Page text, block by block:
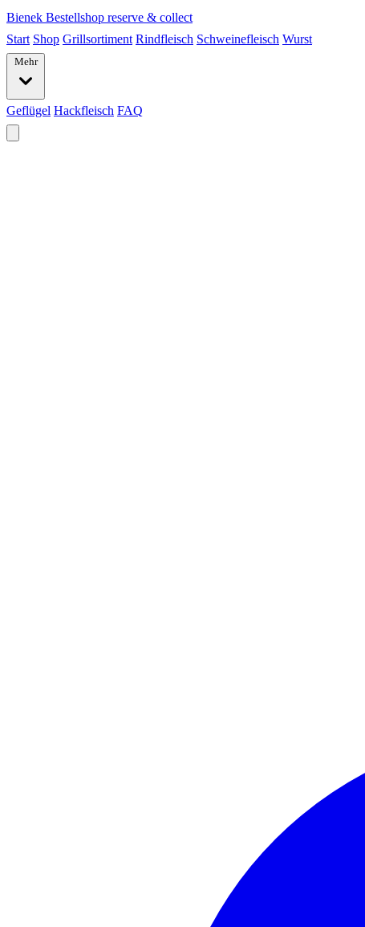
Bienek Bestellshop reserve & collect
Start Shop Grillsortiment Rindfleisch Schweinefleisch Wurst
Mehr
Geflügel Hackfleisch FAQ